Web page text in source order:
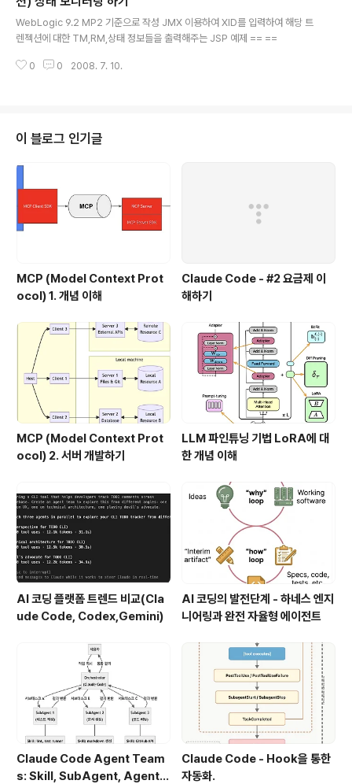
WebLogic 9.2 MP2 기준으로 작성 JMX 이용하여 XID를 입력하여 해당 트
렌젝션에 대한 TM,RM,상태 정보들을 출력해주는 JSP 예제 == ==
0 0 2008. 7. 10.
이 블로그 인기글
MCP (Model Context Prot
ocol) 1. 개념 이해
Claude Code - #2 요금제 이
해하기
MCP (Model Context Prot
ocol) 2. 서버 개발하기
LLM 파인튜닝 기법 LoRA에 대
한 개념 이해
AI 코딩 플랫폼 트렌드 비교(Cla
ude Code, Codex,Gemini)
AI 코딩의 발전단계 - 하네스 엔지
니어링과 완전 자율형 에이전트
Claude Code Agent Team
s: Skill, SubAgent, Agent T
Claude Code - Hook을 통한
자동화.